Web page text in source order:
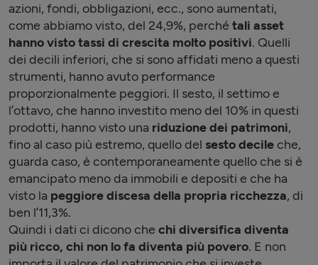
azioni, fondi, obbligazioni, ecc., sono aumentati,
come abbiamo visto, del 24,9%, perché tali asset
hanno visto tassi di crescita molto positivi. Quelli
dei decili inferiori, che si sono affidati meno a questi
strumenti, hanno avuto performance
proporzionalmente peggiori. Il sesto, il settimo e
l’ottavo, che hanno investito meno del 10% in questi
prodotti, hanno visto una riduzione dei patrimoni,
fino al caso più estremo, quello del sesto decileche,
guarda caso, è contemporaneamente quello che si è
emancipato meno da immobili e depositi e che ha
visto la peggiore discesa della propria ricchezza, di
ben l’11,3%.
Quindi i dati ci dicono che chi diversifica diventa
più ricco, chi non lo fa diventa più povero. E non